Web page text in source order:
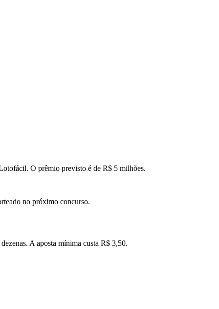
O prêmio previsto é de R$ 5 milhões.
no próximo concurso.
A aposta mínima custa R$ 3,50.